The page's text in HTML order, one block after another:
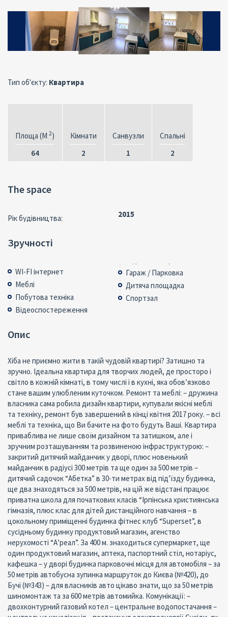
Тип об'єкту: Квартира
Площа (M 2)
64
Кімнати
2
Санвузли
1
Спальні
2
The space
Рік будівництва: 2015
Зручності
WI-FI інтернет
Меблі
Побутова техніка
Відеоспостереження
Гараж / Парковка
Дитяча площадка
Спортзал
Опис
Хіба не приємно жити в такій чудовій квартирі? Затишно та
зручно. Ідеальна квартира для творчих людей, де просторо і
світло в кожній кімнаті, в тому числі і в кухні, яка обов’язково
стане вашим улюбленим куточком. Ремонт та меблі: – дружина
власника сама робила дизайн квартири, купували якісні меблі
та техніку, ремонт був завершений в кінці квітня 2017 року. – всі
меблі та техніка, що Ви бачите на фото будуть Ваші. Квартира
приваблива не лише своїм дизайном та затишком, але і
зручним розташуванням та розвиненою інфраструктурою: –
закритий дитячий майданчик у дворі, плюс новенький
майданчик в радіусі 300 метрів та ще один за 500 метрів –
дитячий садочок “Абетка” в 30-ти метрах від під’їзду будинка,
ще два знаходяться за 500 метрів, на цій же відстані працює
приватна школа для початкових класів “Ірпінська християнська
гімназія, плюс клас для дітей дистанційного навчання – в
цокольному приміщенні будинка фітнес клуб “Superset”, в
сусідньому будинку продуктовий магазин, агенство
нерухомості “А’реал”. За 400 м. знаходиться супермаркет, ще
один продуктовий магазин, аптека, паспортний стіл, нотаріус,
кафешка – у дворі будинка парковочні місця для автомобіля – за
50 метрів автобусна зупинка маршруток до Києва (№420), до
Бучі (№343) – для власників авто цікаво знати, що за 50 метрів
шиномонтаж та за 600 метрів автомийка. Комунікації: –
двохконтурний газовий котел – центральне водопостачання –